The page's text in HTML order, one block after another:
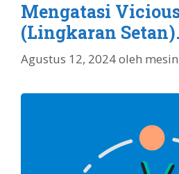
Mengatasi
(Lingkaran Setan).
Agustus 12, 2024oleh